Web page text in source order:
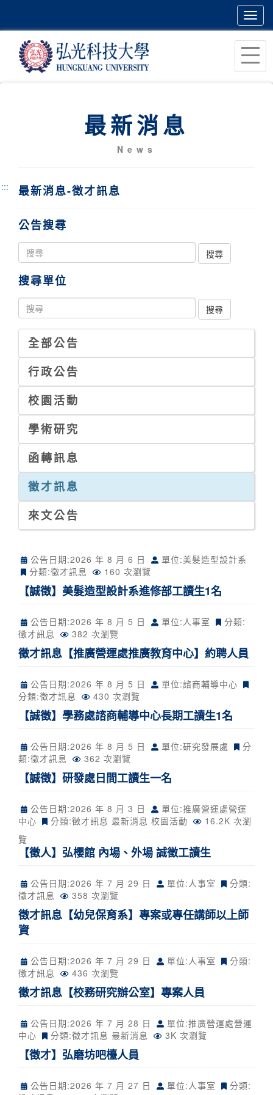
最新消息
News
::: 最新消息-徵才訊息
公告搜尋
搜尋單位
全部公告
行政公告
校園活動
學術研究
函轉訊息
徵才訊息
來文公告
公告日期:2026 年 8 月 6 日
單位:美髮造型設計系
分類:徵才訊息 160 次瀏覽
【誠徵】美髮造型設計系進修部工讀生1名
公告日期:2026 年 8 月 5 日 單位:人事室
分類:
徵才訊息
382 次瀏覽
徵才訊息【推廣營運處推廣教育中心】約聘人員
公告日期:2026 年 8 月 5 日
單位:諮商輔導中心
分類:徵才訊息 430 次瀏覽
【誠徵】學務處諮商輔導中心長期工讀生1名
公告日期:2026 年 8 月 5 日 單位:研究發展處
分
類:徵才訊息 362 次瀏覽
【誠徵】研發處日間工讀生一名
公告日期:2026 年 8 月 3 日
單位:推廣營運處營運
中心
分類:徵才訊息 最新消息 校園活動
16.2K 次瀏
覽
【徵人】弘櫻館 內場、外場 誠徵工讀生
公告日期:2026 年 7 月 29 日 單位:人事室
分類:
徵才訊息
358 次瀏覽
徵才訊息【幼兒保育系】專案或專任講師以上師
資
公告日期:2026 年 7 月 29 日 單位:人事室
分類:
徵才訊息
436 次瀏覽
徵才訊息【校務研究辦公室】專案人員
公告日期:2026 年 7 月 28 日
單位:推廣營運處營運
中心
分類:徵才訊息 最新消息 3K 次瀏覽
【徵才】弘磨坊吧檯人員
公告日期:2026 年 7 月 27 日 單位:人事室
分類: